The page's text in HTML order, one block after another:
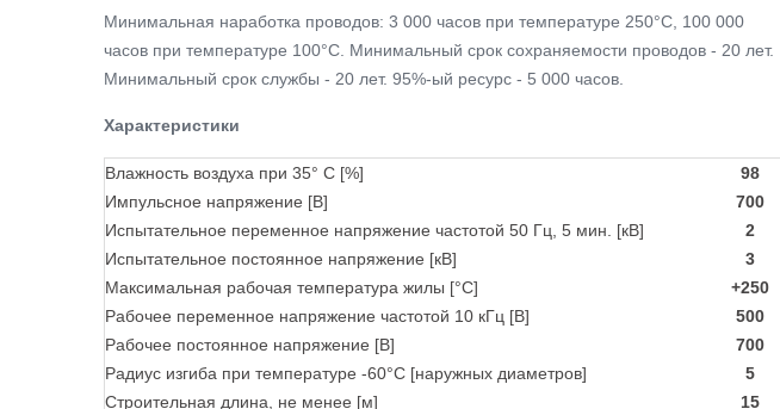
Минимальная наработка проводов: 3 000 часов при температуре 250°С, 100 000
часов при температуре 100°С. Минимальный срок сохраняемости проводов - 20 лет.
Минимальный срок службы - 20 лет. 95%-ый ресурс - 5 000 часов.
Характеристики
Влажность воздуха при 35° C [%]
98
Импульсное напряжение [В]
700
Испытательное переменное напряжение частотой 50 Гц, 5 мин. [кВ]
2
Испытательное постоянное напряжение [кВ]
3
Максимальная рабочая температура жилы [°С]
+250
Рабочее переменное напряжение частотой 10 кГц [В]
500
Рабочее постоянное напряжение [В]
700
Радиус изгиба при температуре -60°С [наружных диаметров]
5
Строительная длина, не менее [м]
15